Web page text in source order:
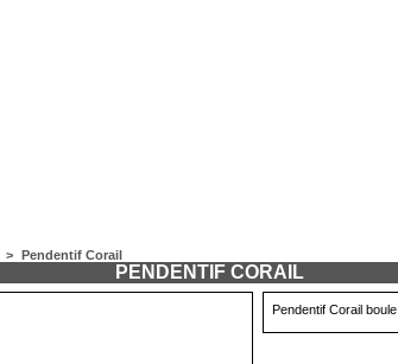
> Pendentif Corail
PENDENTIF CORAIL
Pendentif Corail boule